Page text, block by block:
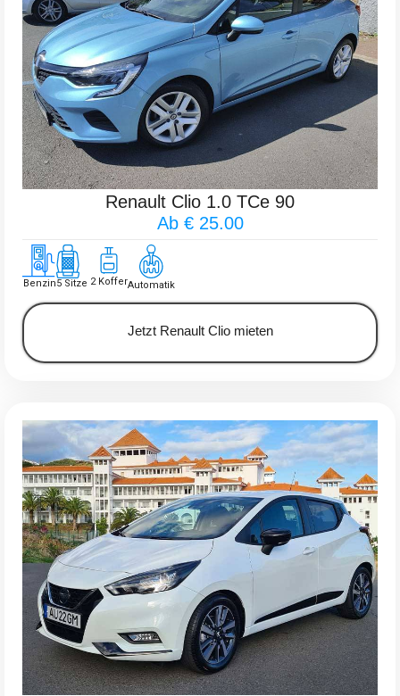
Renault Clio 1.0 TCe 90
Ab € 25.00
Benzin5 Sitze 2 KofferAutomatik
Jetzt Renault Clio mieten